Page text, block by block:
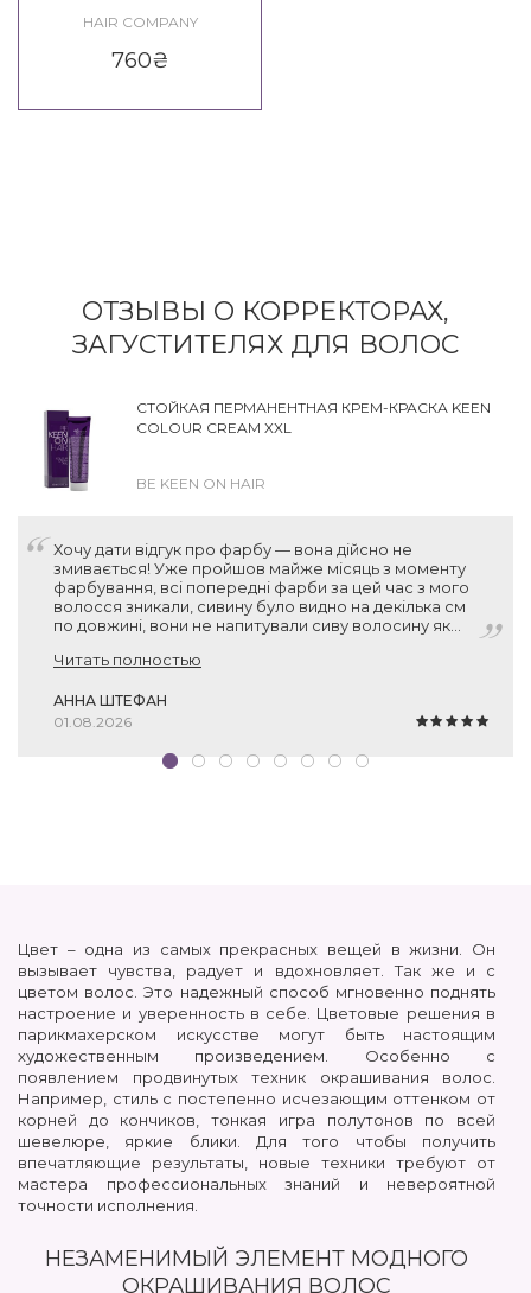
HAIR COMPANY
760₴
ОТЗЫВЫ О КОРРЕКТОРАХ,
ЗАГУСТИТЕЛЯХ ДЛЯ ВОЛОС
СТОЙКАЯ ПЕРМАНЕНТНАЯ КРЕМ-КРАСКА KEEN
COLOUR CREAM XXL
BE KEEN ON HAIR
Хочу дати відгук про фарбу — вона дійсно не
змивається! Уже пройшов майже місяць з моменту
фарбування, всі попередні фарби за цей час з мого
волосся зникали, сивину було видно на декілька см
по довжині, вони не напитували сиву волосину як
пігменту місцями відросли, звісно, але вся інша
дякую вам за рекомендацію, фарба прекрасна!
Читать полностью
АННА ШТЕФАН
01.08.2026
Цвет – одна из самых прекрасных вещей в жизни. Он
вызывает чувства, радует и вдохновляет. Так же и с
цветом волос. Это надежный способ мгновенно поднять
настроение и уверенность в себе. Цветовые решения в
парикмахерском искусстве могут быть настоящим
художественным произведением. Особенно с
появлением продвинутых техник окрашивания волос.
Например, стиль с постепенно исчезающим оттенком от
корней до кончиков, тонкая игра полутонов по всей
шевелюре, яркие блики. Для того чтобы получить
впечатляющие результаты, новые техники требуют от
мастера профессиональных знаний и невероятной
точности исполнения.
НЕЗАМЕНИМЫЙ ЭЛЕМЕНТ МОДНОГО
ОКРАШИВАНИЯ ВОЛОС